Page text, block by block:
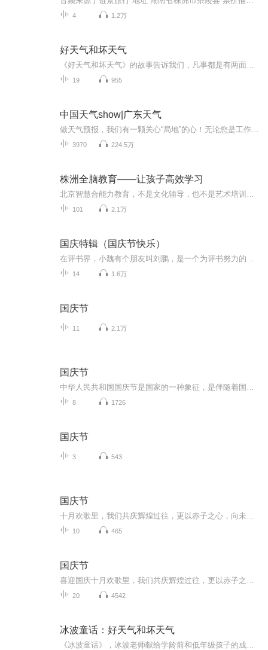
4 1.2万
好天气和坏天气
19 955
中国天气show|广东天气
3970 224.5万
株洲全脑教育——让孩子高效学习
101 2.1万
国庆特辑（国庆节快乐）
14 1.6万
国庆节
11 2.1万
国庆节
8 1726
国庆节
3 543
国庆节
10 465
国庆节
20 4542
冰波童话：好天气和坏天气